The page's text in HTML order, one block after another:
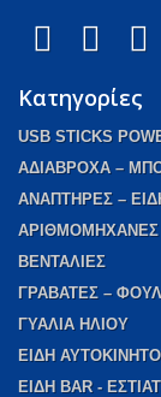
Κατηγορίες
USB STICKS
AΔΙΑΒΡΟΧΑ –
ΑΝΑΠΤΗΡΕΣ –
ΑΡΙΘΜΟΜΗΧΑΝΕΣ -
ΒΕΝΤΑΛΙΕΣ
ΓΡΑΒΑΤΕΣ –
ΓΥΑΛΙΑ ΗΛΙΟΥ
ΕΙΔΗ
ΕΙΔΗ BAR -